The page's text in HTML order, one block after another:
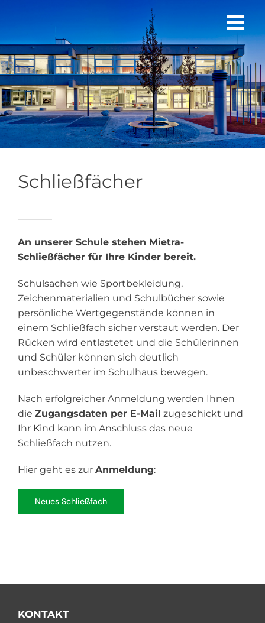
Schließfächer
An unserer Schule stehen Mietra-
Schließfächer für Ihre Kinder bereit.
Schulsachen wie Sportbekleidung,
Zeichenmaterialien und Schulbücher sowie
persönliche Wertgegenstände können in
einem Schließfach sicher verstaut werden. Der
Rücken wird entlastetet und die Schülerinnen
und Schüler können sich deutlich
unbeschwerter im Schulhaus bewegen.
Nach erfolgreicher Anmeldung werden Ihnen
die Zugangsdaten per E-Mail zugeschickt und
Ihr Kind kann im Anschluss das neue
Schließfach nutzen.
Hier geht es zur Anmeldung:
Neues Schließfach
KONTAKT